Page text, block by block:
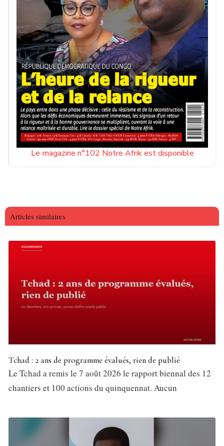
Le magazine n°102 Notre Afrik est disponible
Articles similaires
Tchad : 2 ans de programme évalués, rien de publié
Le Tchad a remis le 7 août 2026 le rapport biennal des 12
chantiers et 100 actions du quinquennat. Aucun